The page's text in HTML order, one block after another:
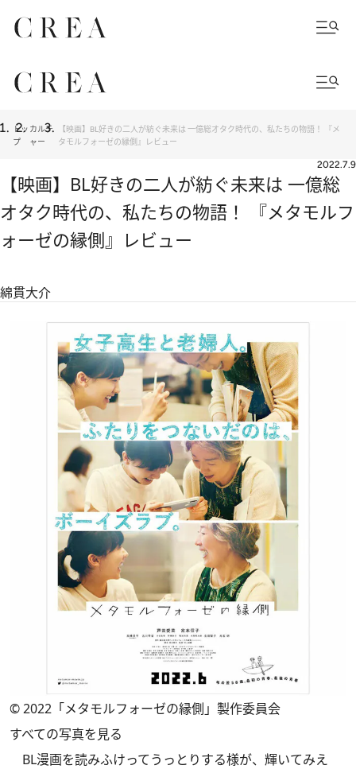
トッ
プ
カルチ
ャー
【映画】BL好きの二人が紡ぐ未来は 一億総オタク時代の、私たちの物語！ 『メ
タモルフォーゼの縁側』レビュー
2022.7.9
【映画】BL好きの二人が紡ぐ未来は 一億総
オタク時代の、私たちの物語！ 『メタモルフ
ォーゼの縁側』レビュー
綿貫大介
© 2022「メタモルフォーゼの縁側」製作委員会
すべての写真を見る
BL漫画を読みふけってうっとりする様が、輝いてみえ